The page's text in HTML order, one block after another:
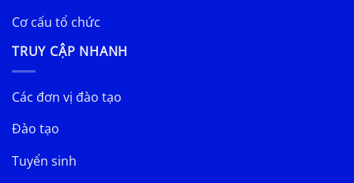
Cơ cấu tổ chức
TRUY CẬP NHANH
Các đơn vị đào tạo
Đào tạo
Tuyển sinh